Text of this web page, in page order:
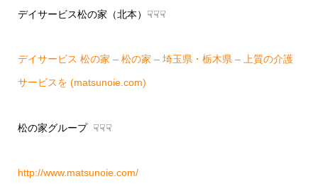
デイサービス松の家（北本）☟☟☟
デイサービス 松の家 – 松の家 – 埼玉県・栃木県 – 上質の介護
サービスを (matsunoie.com)
松の家グループ ☟☟☟
http://www.matsunoie.com/